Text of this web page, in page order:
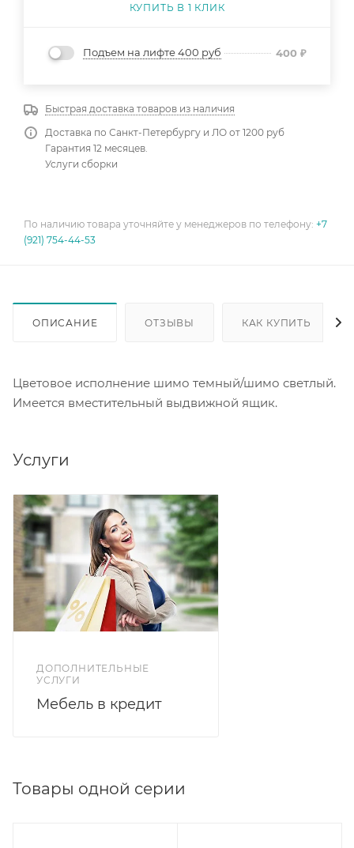
КУПИТЬ В 1 КЛИК
Подъем на лифте 400 руб 400 ₽
Быстрая доставка товаров из наличия
Доставка по Санкт-Петербургу и ЛО от 1200 руб
Гарантия 12 месяцев.
Услуги сборки
По наличию товара уточняйте у менеджеров по телефону: +7
(921) 754-44-53
ОПИСАНИЕ ОТЗЫВЫ КАК КУПИТЬ
Цветовое исполнение шимо темный/шимо светлый.
Имеется вместительный выдвижной ящик.
Услуги
ДОПОЛНИТЕЛЬНЫЕ
УСЛУГИ
Мебель в кредит
Товары одной серии